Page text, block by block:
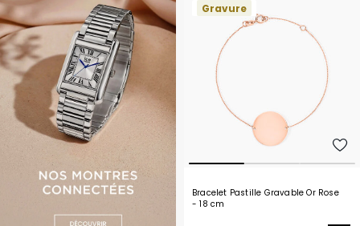
Gravure
Bracelet Pastille Gravable Or Rose
- 18 cm